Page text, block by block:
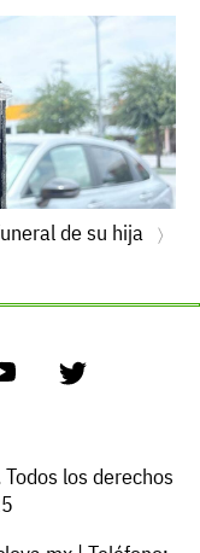
de su hija
los derechos